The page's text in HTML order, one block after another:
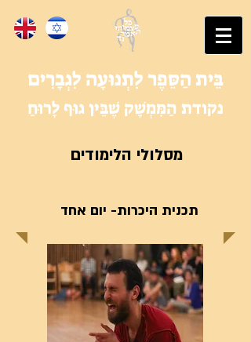
בֵּית הַסֵּפֶר לִתְנוּעָה לִגְבָרִים
נקודת הַמִּמְשָׁק שֶׁבֵּין גוּף לָרוּחַ
מסלולי הלימודים
תכנית היכרות- יום אחד